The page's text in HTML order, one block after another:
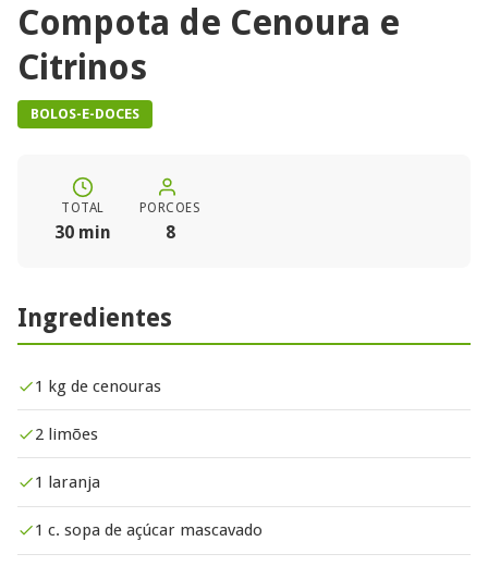
Compota de Cenoura e
Citrinos
BOLOS-E-DOCES
TOTAL
30 min
PORCOES
8
Ingredientes
1 kg de cenouras
2 limões
1 laranja
1 c. sopa de açúcar mascavado